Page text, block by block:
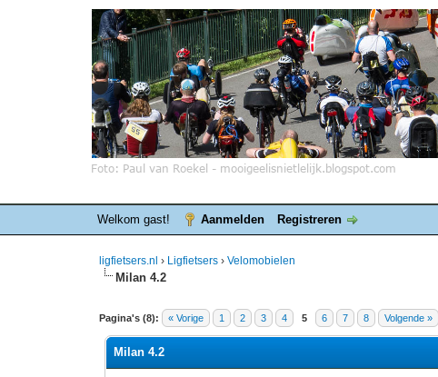
Welkom gast! Aanmelden Registreren
ligfietsers.nl › Ligfietsers ›Velomobielen
Milan 4.2
Pagina's (8): « Vorige 1 2 3 4 5 6 7 8 Volgende »
0 stemmen - gemiddelde waardering is 0
1
2
3
4
5
Milan 4.2